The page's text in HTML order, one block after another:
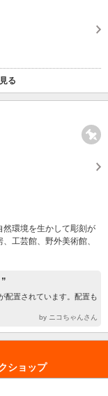
る
環境を生かして彫刻が
工芸館、野外美術館、
配置されています。配置も
by ニコちゃんさん
ショップ